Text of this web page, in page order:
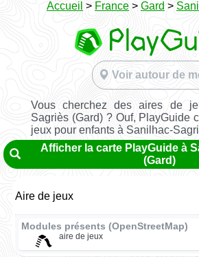
Accueil > France > Gard >
Voir autour de
Vous cherchez des aires de
Sagriès (Gard) ? Ouf, PlayGuide
jeux pour enfants à Sanilhac-
Afficher la carte PlayGuide à
(Gard)
Aire de jeux
Modules présents (OpenStreetMap)
aire de jeux